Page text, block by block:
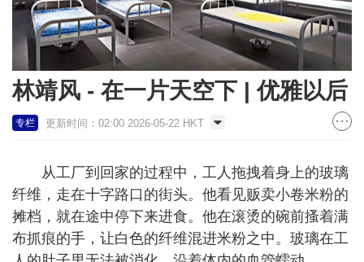
林靖风 - 在一片天空下 | 优雅以后
专栏 更新时间：02:00 2026-05-22 HKT
从工厂到回家的过程中，工人拖拽着身上的玻璃
纤维，走在十字路口的街头。他看见贩卖小卷米粉的
摊档，就在途中停下来进食。他在滚烫的碗前搔着满
布抓痕的手，让白色的纤维混进米粉之中。玻璃在工